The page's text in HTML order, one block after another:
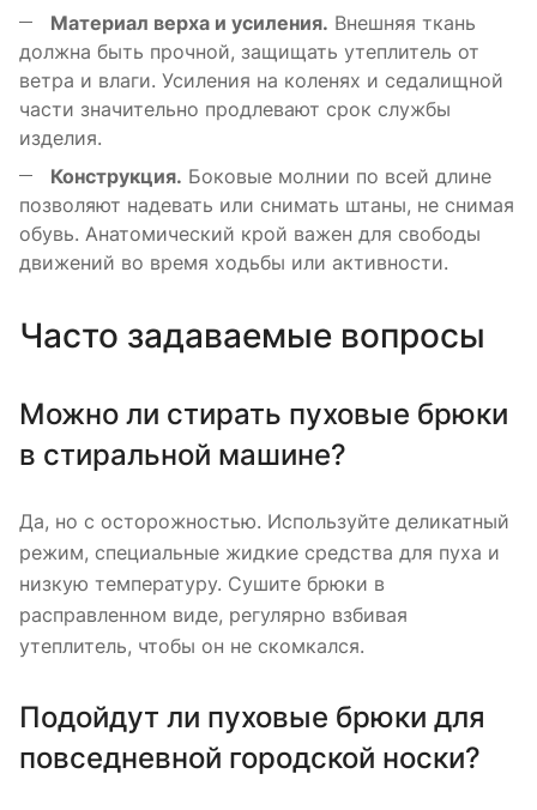
Материал верха и усиления. Внешняя ткань
должна быть прочной, защищать утеплитель от
ветра и влаги. Усиления на коленях и седалищной
части значительно продлевают срок службы
изделия.
Конструкция. Боковые молнии по всей длине
позволяют надевать или снимать штаны, не снимая
обувь. Анатомический крой важен для свободы
движений во время ходьбы или активности.
Часто задаваемые вопросы
Можно ли стирать пуховые брюки
в стиральной машине?
Да, но с осторожностью. Используйте деликатный
режим, специальные жидкие средства для пуха и
низкую температуру. Сушите брюки в
расправленном виде, регулярно взбивая
утеплитель, чтобы он не скомкался.
Подойдут ли пуховые брюки для
повседневной городской носки?